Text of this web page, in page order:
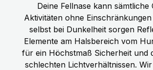
Deine Fellnase kann sämtliche
Aktivitäten ohne
selbst bei Dunkelheit sorgen
Elemente am Halsbereich vom
für ein Höchstmaß Sicherheit und
schlechten Lichtverhältnissen.